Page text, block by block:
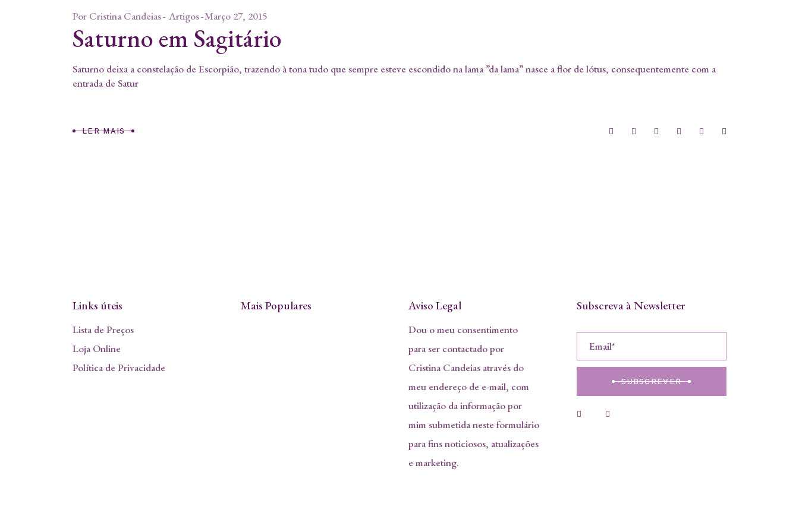
Por Cristina Candeias Artigos Março 27, 2015
Saturno em Sagitário
Saturno deixa a constelação de Escorpião, trazendo à tona tudo que sempre esteve escondido na lama ”da lama” nasce a flor de lótus, consequentemente com a
entrada de Satur
LER MAIS
Links úteis
Lista de Preços
Loja Online
Política de Privacidade
Mais Populares Aviso Legal
Dou o meu consentimento
para ser contactado por
Cristina Candeias através do
meu endereço de e-mail, com
utilização da informação por
mim submetida neste formulário
para fins noticiosos, atualizações
e marketing.
Subscreva à Newsletter
SUBSCREVER